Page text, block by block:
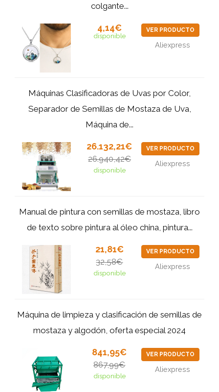
colgante...
4,14€
disponible
VER PRODUCTO
Aliexpress
Máquinas Clasificadoras de Uvas por Color,
Separador de Semillas de Mostaza de Uva,
Máquina de...
26.132,21€
26.940,42€
disponible
VER PRODUCTO
Aliexpress
Manual de pintura con semillas de mostaza, libro
de texto sobre pintura al óleo china, pintura...
21,81€
32,58€
disponible
VER PRODUCTO
Aliexpress
Máquina de limpieza y clasificación de semillas de
mostaza y algodón, oferta especial 2024
841,95€
867,99€
disponible
VER PRODUCTO
Aliexpress